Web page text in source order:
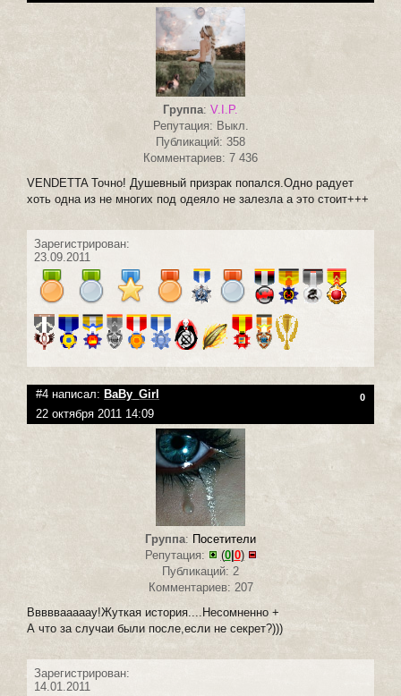
Группа: V.I.P.
Репутация: Выкл.
Публикаций: 358
Комментариев: 7 436
VENDETTA Точно! Душевный призрак попался.Одно радует
хоть одна из не многих под одеяло не залезла а это стоит+++
Зарегистрирован:
23.09.2011
#4 написал: BaBy_Girl 0
22 октября 2011 14:09
Группа: Посетители
Репутация:
(0|0)
Публикаций: 2
Комментариев: 207
Вввввааааау!Жуткая история....Несомненно +
А что за случаи были после,если не секрет?)))
Зарегистрирован:
14.01.2011